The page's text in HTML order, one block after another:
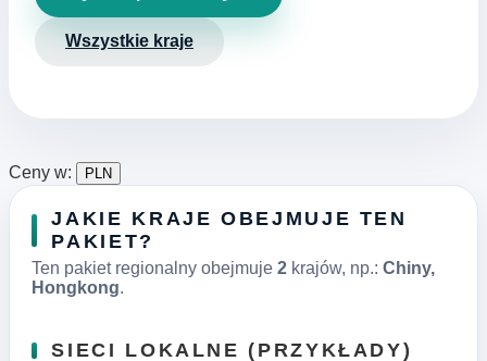
Wszystkie kraje
Ceny w: PLN
JAKIE KRAJE OBEJMUJE TEN
PAKIET?
Ten pakiet regionalny obejmuje 2 krajów, np.: Chiny,
Hongkong.
SIECI LOKALNE (PRZYKŁADY)